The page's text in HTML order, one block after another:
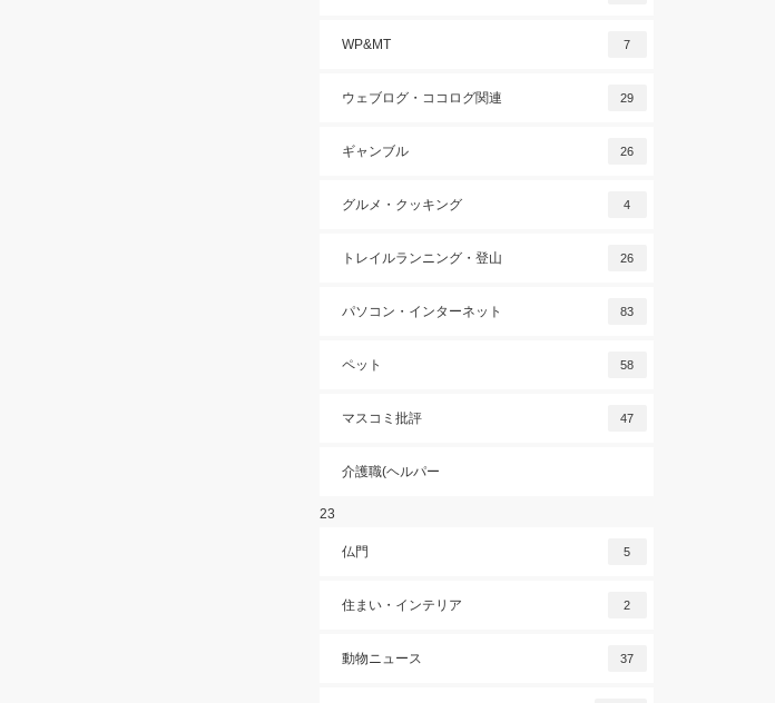
WP&MT 7
ウェブログ・ココログ関連 29
ギャンブル 26
グルメ・クッキング 4
トレイルランニング・登山 26
パソコン・インターネット 83
ペット 58
マスコミ批評 47
介護職(ヘルパー
23
仏門 5
住まい・インテリア 2
動物ニュース 37